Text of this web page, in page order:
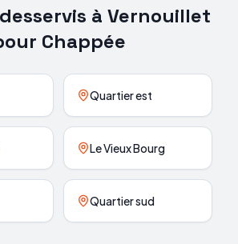
à Vernouillet
Chappée
Quartier est
Le Vieux Bourg
Quartier sud